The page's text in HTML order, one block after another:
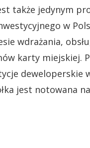
także jedynym
w
wdrażania,
karty miejskiej.
deweloperskie
jest notowana